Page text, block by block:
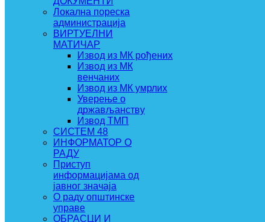
Локална пореска
администрација
ВИРТУЕЛНИ
МАТИЧАР
Извод из МК рођених
Извод из МК
венчаних
Извод из МК умрлих
Уверење о
држављанству
Извод ТМП
СИСТЕМ 48
ИНФОРМАТОР О
РАДУ
Приступ
информацијама од
јавног значаја
О раду општинске
управе
ОБРАСЦИ И